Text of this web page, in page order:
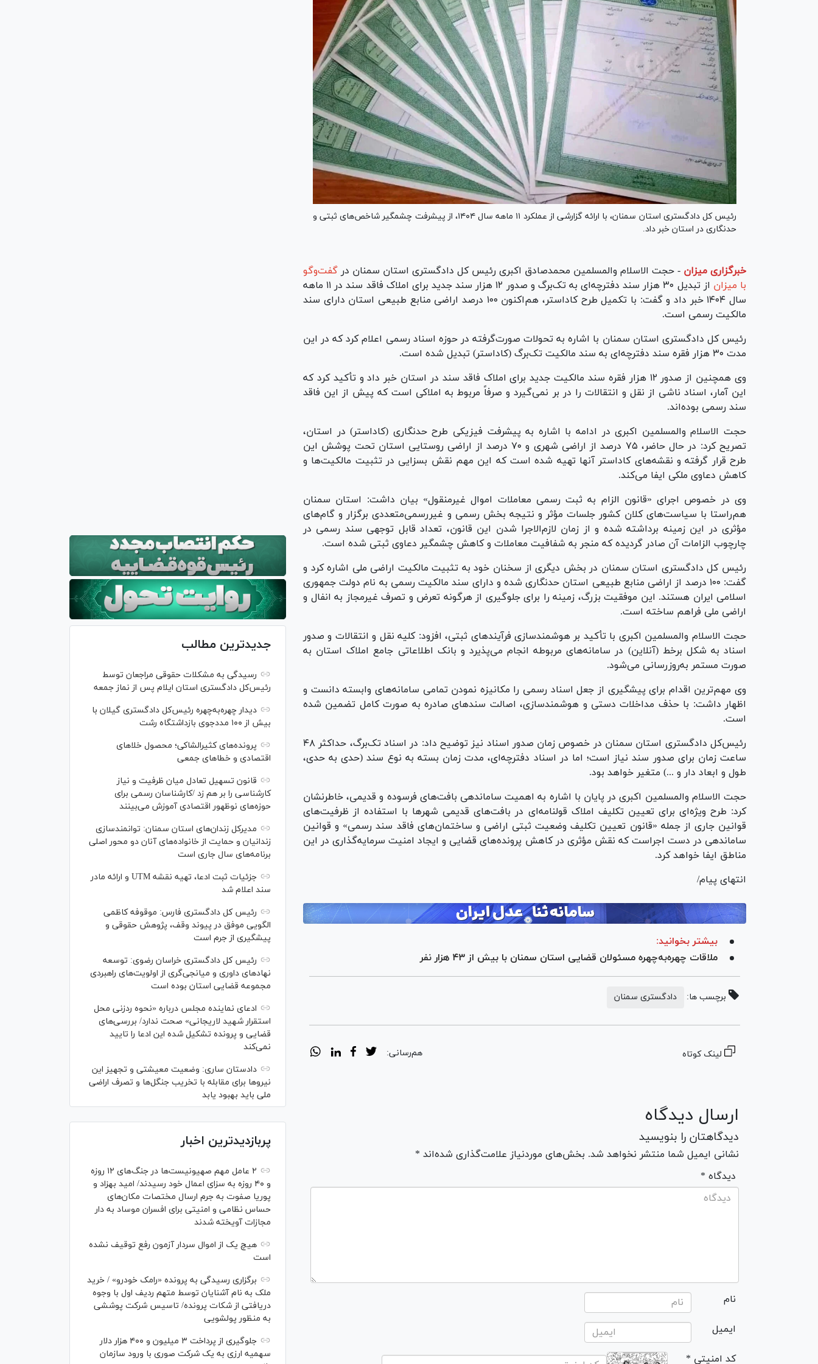
رئیس کل دادگستری استان سمنان، با ارائه گزارشی از عملکرد ۱۱ ماهه سال ۱۴۰۴، از پیشرفت چشمگیر شاخص‌های ثبتی و
حدنگاری در استان خبر داد.
خبرگزاری میزان - حجت الاسلام والمسلمین محمدصادق اکبری رئیس کل دادگستری استان سمنان در گفت‌و‌گو
با میزان
از تبدیل ۳۰ هزار سند دفترچه‌ای به تک‌برگ و صدور ۱۲ هزار سند جدید برای املاک فاقد سند در ۱۱ ماهه
سال ۱۴۰۴ خبر داد و گفت: با تکمیل طرح کاداستر، هم‌اکنون ۱۰۰ درصد اراضی منابع طبیعی استان دارای سند
مالکیت رسمی است.
رئیس کل دادگستری استان سمنان با اشاره به تحولات صورت‌گرفته در حوزه اسناد رسمی اعلام کرد که در این
مدت ۳۰ هزار فقره سند دفترچه‌ای به سند مالکیت تک‌برگ (کاداستر) تبدیل شده است.
وی همچنین از صدور ۱۲ هزار فقره سند مالکیت جدید برای املاک فاقد سند در استان خبر داد و تأکید کرد که
این آمار، اسناد ناشی از نقل و انتقالات را در بر نمی‌گیرد و صرفاً مربوط به املاکی است که پیش از این فاقد
سند رسمی بوده‌اند.
حجت الاسلام‌ والمسلمین اکبری در ادامه با اشاره به پیشرفت فیزیکی طرح حدنگاری (کاداستر) در استان،
تصریح کرد: در حال حاضر، ۷۵ درصد از اراضی شهری و ۷۰ درصد از اراضی روستایی استان تحت پوشش این
طرح قرار گرفته و نقشه‌های کاداستر آنها تهیه شده است که این مهم نقش بسزایی در تثبیت مالکیت‌ها و
کاهش دعاوی ملکی ایفا می‌کند.
وی در خصوص اجرای «قانون الزام به ثبت رسمی معاملات اموال غیرمنقول» بیان داشت: استان سمنان
هم‌راستا با سیاست‌های کلان کشور جلسات مؤثر و نتیجه بخش رسمی و غیررسمی‌متعددی برگزار و گام‌های
مؤثری در این زمینه برداشته شده و از زمان لازم‌الاجرا شدن این قانون، تعداد قابل توجهی سند رسمی در
چارچوب الزامات آن صادر گردیده که منجر به شفافیت معاملات و کاهش چشمگیر دعاوی ثبتی شده است.
رئیس کل دادگستری استان سمنان در بخش دیگری از سخنان خود به تثبیت مالکیت اراضی ملی اشاره کرد و
گفت: ۱۰۰ درصد از اراضی منابع طبیعی استان حدنگاری شده و دارای سند مالکیت رسمی به نام دولت جمهوری
اسلامی ایران هستند. این موفقیت بزرگ، زمینه را برای جلوگیری از هرگونه تعرض و تصرف غیرمجاز به انفال و
اراضی ملی فراهم ساخته است.
حجت الاسلام‌ والمسلمین اکبری با تأکید بر هوشمندسازی فرآیندهای ثبتی، افزود: کلیه نقل و انتقالات و صدور
اسناد به شکل برخط (آنلاین) در سامانه‌های مربوطه انجام می‌پذیرد و بانک اطلاعاتی جامع املاک استان به
صورت مستمر به‌روزرسانی می‌شود.
وی مهم‌ترین اقدام برای پیشگیری از جعل اسناد رسمی را مکانیزه نمودن تمامی سامانه‌های وابسته دانست و
اظهار داشت: با حذف مداخلات دستی و هوشمندسازی، اصالت سندهای صادره به صورت کامل تضمین شده
است.
رئیس‌کل دادگستری استان سمنان در خصوص زمان صدور اسناد نیز توضیح داد: در اسناد تک‌برگ، حداکثر ۴۸
ساعت زمان برای صدور سند نیاز است؛ اما در اسناد دفترچه‌ای، مدت زمان بسته به نوع سند (حدی به حدی،
طول و ابعاد دار و ...) متغیر خواهد بود.
حجت الاسلام والمسلمین اکبری در پایان با اشاره به اهمیت ساماندهی بافت‌های فرسوده و قدیمی، خاطرنشان
کرد: طرح ویژه‌ای برای تعیین تکلیف املاک قولنامه‌ای در بافت‌های قدیمی شهرها با استفاده از ظرفیت‌های
قوانین جاری از جمله «قانون تعیین تکلیف وضعیت ثبتی اراضی و ساختمان‌های فاقد سند رسمی» و قوانین
ساماندهی در دست اجراست که نقش مؤثری در کاهش پرونده‌های قضایی و ایجاد امنیت سرمایه‌گذاری در این
مناطق ایفا خواهد کرد.
انتهای پیام/
بیشتر بخوانید:
ملاقات چهره‌به‌چهره مسئولان قضایی استان سمنان با بیش از ۴۳ هزار نفر
برچسب ها: دادگستری سمنان
لینک کوتاه هم‌رسانی:
ارسال دیدگاه
دیدگاهتان را بنویسید
نشانی ایمیل شما منتشر نخواهد شد. بخش‌های موردنیاز علامت‌گذاری شده‌اند *
* دیدگاه
نام
ایمیل
* کد امنیتی
جدیدترین مطالب
رسیدگی به مشکلات حقوقی مراجعان توسط
رئیس‌کل دادگستری استان ایلام پس از نماز جمعه
دیدار چهره‌به‌چهره رئیس‌کل دادگستری گیلان با
بیش از ۱۰۰ مددجوی بازداشتگاه رشت
پرونده‌های کثیرالشاکی؛ محصول خلا‌های
اقتصادی و خطا‌های جمعی
قانون تسهیل تعادل میان ظرفیت و نیاز
کارشناسی را بر هم زد /کارشناسان رسمی برای
حوزه‌های نوظهور اقتصادی آموزش می‌بینند
مدیرکل زندان‌های استان سمنان: توانمندسازی
زندانیان و حمایت از خانواده‌های آنان دو محور اصلی
برنامه‌های سال جاری است
جزئیات ثبت ادعا، تهیه نقشه UTM و ارائه مادر
سند اعلام شد
رئیس کل دادگستری فارس: موقوفه کاظمی
الگویی موفق در پیوند وقف، پژوهش حقوقی و
پیشگیری از جرم است
رئیس کل دادگستری خراسان رضوی: توسعه
نهاد‌های داوری و میانجی‌گری از اولویت‌های راهبردی
مجموعه قضایی استان بوده است
ادعای نماینده مجلس درباره «نحوه ردزنی محل
استقرار شهید لاریجانی» صحت ندارد/ بررسی‌های
قضایی و پرونده تشکیل شده این ادعا را تایید
نمی‌کند
دادستان ساری: وضعیت معیشتی و تجهیز این
نیرو‌ها برای مقابله با تخریب جنگل‌ها و تصرف اراضی
ملی باید بهبود یابد
پربازدیدترین اخبار
۲ عامل مهم صهیونیست‌ها در جنگ‌های ۱۲ روزه
و ۴۰ روزه به سزای اعمال خود رسیدند/ امید بهزاد و
پوریا صفوت به جرم ارسال مختصات مکان‌های
حساس نظامی و امنیتی برای افسران موساد به دار
مجازات آویخته شدند
هیچ یک از اموال سردار آزمون رفع توقیف نشده
است
برگزاری رسیدگی به پرونده «رامک خودرو» / خرید
ملک به نام آشنایان توسط متهم ردیف اول با وجوه
دریافتی از شکات پرونده/ تاسیس شرکت پوششی
به منظور پولشویی
جلوگیری از پرداخت ۳ میلیون و ۴۰۰ هزار دلار
سهمیه ارزی به یک شرکت صوری با ورود سازمان